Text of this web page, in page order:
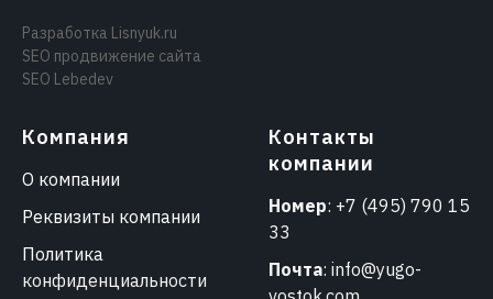
Разработка Lisnyuk.ru
SEO продвижение сайта
SEO Lebedev
Компания
О компании
Реквизиты компании
Политика
конфиденциальности
Контакты
компании
Номер: +7 (495) 790 15
33
Почта: info@yugo-